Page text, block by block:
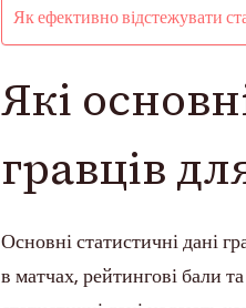
Як ефективно відстежувати
Які
гравців
Основні статистичні дані
в матчах, рейтингові бали